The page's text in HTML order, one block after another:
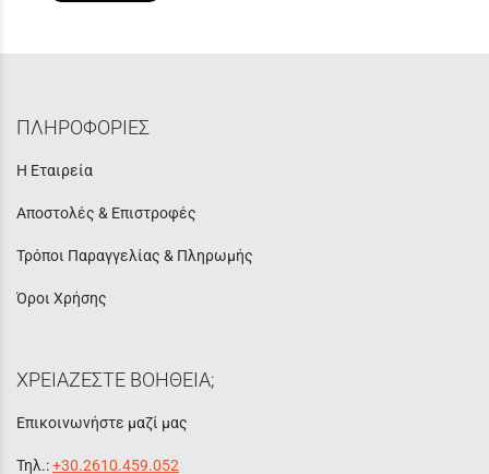
ΠΛΗΡΟΦΟΡΙΕΣ
Η Εταιρεία
Αποστολές & Επιστροφές
Τρόποι Παραγγελίας & Πληρωμής
Όροι Χρήσης
ΧΡΕΙΑΖΕΣΤΕ ΒΟΗΘΕΙΑ;
Επικοινωνήστε μαζί μας
Τηλ.:+30.2610.459.052